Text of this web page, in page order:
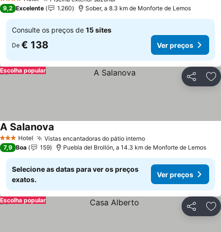
4 Estrelas
9,2 Excelente 1.260 Sober, a 8.3 km de Monforte de Lemos
Consulte os preços de 15 sites
De € 138 Ver preços
Partilhar
Escolha popular
3 EstrelasHotel Vistas encantadoras do pátio interno
A Salanova
7,9 Boa 159 Puebla del Brollón, a 14.3 km de Monforte de Lemos
Selecione as datas para ver os preços
exatos.
Ver preços
Partilhar
Escolha popular